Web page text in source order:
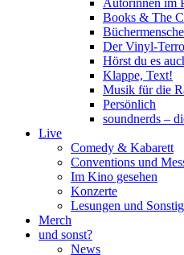
Autorinnen im
Books & The
Der Vinyl-
Hörst du es
Klappe, Text!
Musik für die
Persönlich
soundnerds –
Live
Comedy & Kabarett
Conventions und
Im Kino gesehen
Konzerte
Lesungen und
Merch
und sonst?
News